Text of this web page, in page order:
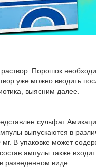
Порошок
уже можно вводить
выясним далее.
сульфат
выпускаются в
В упаковке может
ампулы также
разведенном виде.